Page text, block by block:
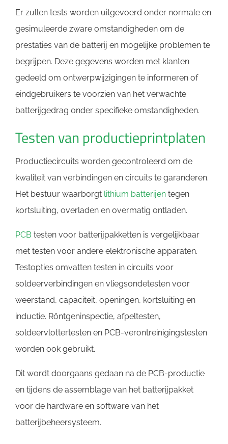
Er zullen tests worden uitgevoerd onder normale en
gesimuleerde zware omstandigheden om de
prestaties van de batterij en mogelijke problemen te
begrijpen. Deze gegevens worden met klanten
gedeeld om ontwerpwijzigingen te informeren of
eindgebruikers te voorzien van het verwachte
batterijgedrag onder specifieke omstandigheden.
Testen van productieprintplaten
Productiecircuits worden gecontroleerd om de
kwaliteit van verbindingen en circuits te garanderen.
Het bestuur waarborgt lithium batterijen tegen
kortsluiting, overladen en overmatig ontladen.
PCB testen voor batterijpakketten is vergelijkbaar
met testen voor andere elektronische apparaten.
Testopties omvatten testen in circuits voor
soldeerverbindingen en vliegsondetesten voor
weerstand, capaciteit, openingen, kortsluiting en
inductie. Röntgeninspectie, afpeltesten,
soldeervlottertesten en PCB-verontreinigingstesten
worden ook gebruikt.
Dit wordt doorgaans gedaan na de PCB-productie
en tijdens de assemblage van het batterijpakket
voor de hardware en software van het
batterijbeheersysteem.